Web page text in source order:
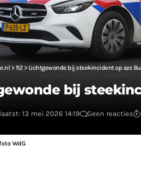
> 112 > Lichtgewonde bij steekincident op azc
bij
13 mei 2026 14:19 Geen reacties
WdG